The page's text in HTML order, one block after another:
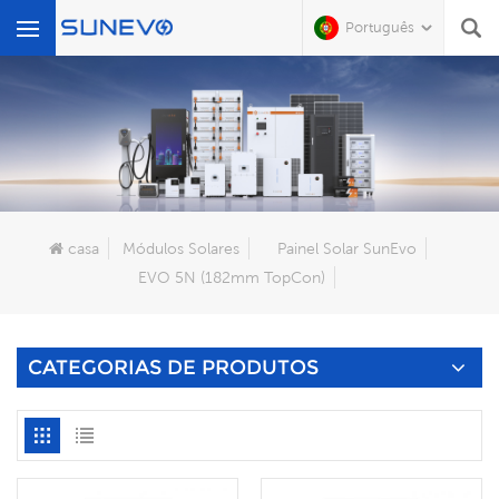
Português
O Que Você Está Procurando?
casa Módulos Solares
Painel Solar SunEvo
EVO 5N (182mm TopCon)
CATEGORIAS DE PRODUTOS